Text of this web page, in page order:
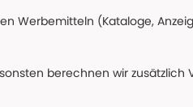
Werbemitteln (Kataloge,
berechnen wir zusätzlich